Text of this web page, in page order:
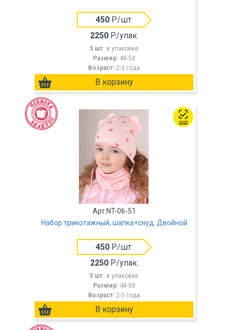
450Р/шт.
2250Р/упак.
5 шт. в упаковке
Размер: 48-50
Возраст: 2-3 года
Арт.NT-06-51
Набор трикотажный, шапка+снуд, Двойной
450Р/шт.
2250Р/упак.
5 шт. в упаковке
Размер: 48-50
Возраст: 2-3 года